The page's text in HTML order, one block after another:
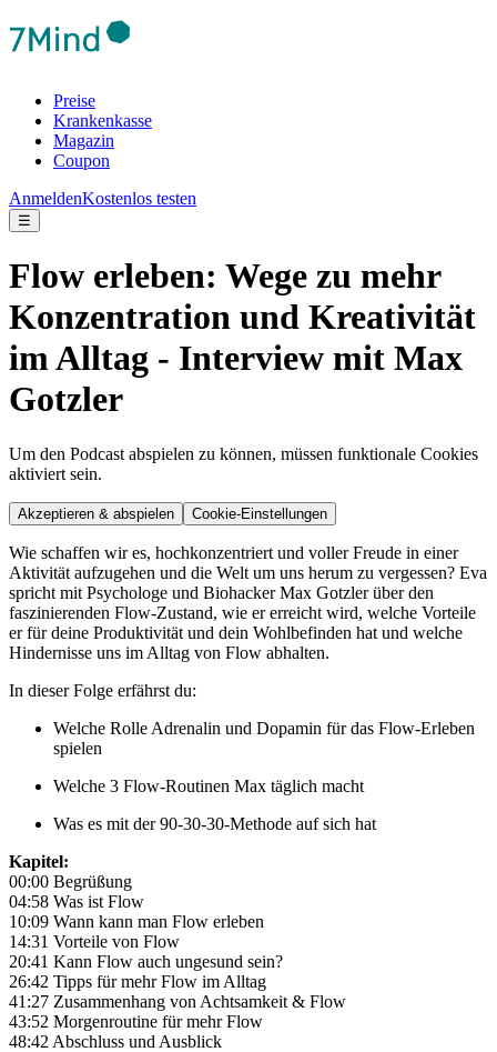
Preise
Krankenkasse
Magazin
Coupon
AnmeldenKostenlos testen
☰
Flow erleben: Wege zu mehr
Konzentration und Kreativität
im Alltag - Interview mit Max
Gotzler
Um den Podcast abspielen zu können, müssen funktionale Cookies
aktiviert sein.
Akzeptieren & abspielen Cookie-Einstellungen
Wie schaffen wir es, hochkonzentriert und voller Freude in einer
Aktivität aufzugehen und die Welt um uns herum zu vergessen? Eva
spricht mit Psychologe und Biohacker Max Gotzler über den
faszinierenden Flow-Zustand, wie er erreicht wird, welche Vorteile
er für deine Produktivität und dein Wohlbefinden hat und welche
Hindernisse uns im Alltag von Flow abhalten.
In dieser Folge erfährst du:
Welche Rolle Adrenalin und Dopamin für das Flow-Erleben
spielen
Welche 3 Flow-Routinen Max täglich macht
Was es mit der 90-30-30-Methode auf sich hat
Kapitel:
00:00 Begrüßung
04:58 Was ist Flow
10:09 Wann kann man Flow erleben
14:31 Vorteile von Flow
20:41 Kann Flow auch ungesund sein?
26:42 Tipps für mehr Flow im Alltag
41:27 Zusammenhang von Achtsamkeit & Flow
43:52 Morgenroutine für mehr Flow
48:42 Abschluss und Ausblick